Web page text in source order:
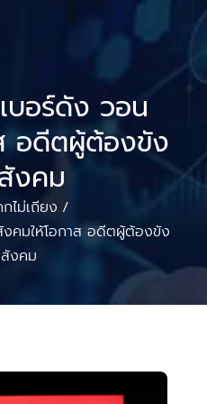
บอร์ดัง วอน
อดีตผู้ต้องขัง
งคม
ไม่เถียง /
คมให้โอกาส อดีตผู้ต้องขัง
งคม